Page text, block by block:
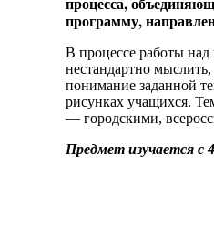
программу,
В процессе работы над
нестандартно
понимание заданной
рисунках учащихся.
— городскими,
Предмет изучается с